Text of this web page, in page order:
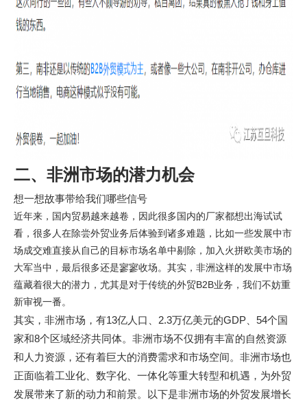
二、非洲市场的潜力机会
想一想故事带给我们哪些信号
近年来，国内贸易越来越卷，因此很多国内的厂家都想出海试试
看，很多人在除尝外贸业务后体验到诸多难题，比如一些发展中市
场成交难直接从自己的目标市场名单中剔除，加入火拼欧美市场的
大军当中，最后很多还是寥寥收场。其实，非洲这样的发展中市场
蕴藏着很大的潜力，尤其是对于传统的外贸B2B业务，我们不妨重
新审视一番。
其实，非洲市场，有13亿人口、2.3万亿美元的GDP、54个国
家和8个区域经济共同体。非洲市场不仅拥有丰富的自然资源
和人力资源，还有着巨大的消费需求和市场空间。非洲市场也
正面临着工业化、数字化、一体化等重大转型和机遇，为外贸
发展带来了新的动力和前景。以下是非洲市场的外贸发展增长